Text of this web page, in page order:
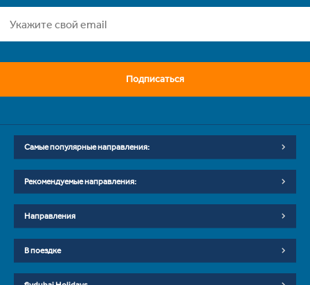
Подписаться
Самые популярные направления:
Рекомендуемые направления:
Направления
В поездке